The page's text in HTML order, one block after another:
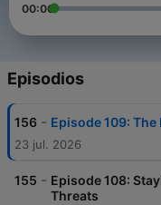
00:00
Episodios
156 - Episode 109: The
23 jul. 2026
155 - Episode 108:
Threats